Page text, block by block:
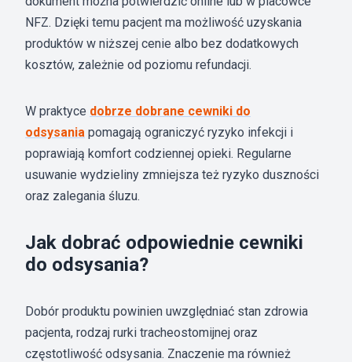
NFZ. Dzięki temu pacjent ma możliwość uzyskania
produktów w niższej cenie albo bez dodatkowych
kosztów, zależnie od poziomu refundacji.
W praktyce dobrze dobrane cewniki do
odsysania pomagają ograniczyć ryzyko infekcji i
poprawiają komfort codziennej opieki. Regularne
usuwanie wydzieliny zmniejsza też ryzyko duszności
oraz zalegania śluzu.
Jak dobrać odpowiednie cewniki
do odsysania?
Dobór produktu powinien uwzględniać stan zdrowia
pacjenta, rodzaj rurki tracheostomijnej oraz
częstotliwość odsysania. Znaczenie ma również